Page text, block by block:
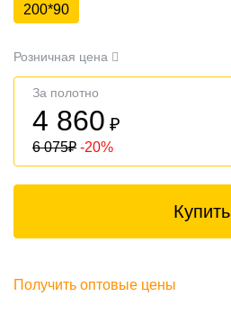
200*90
Розничная цена
За полотно
4 860 ₽
6 075₽ -20%
Купить
Получить оптовые цены